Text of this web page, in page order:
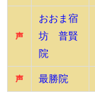
声
おおま宿
坊 普賢
院
声 最勝院